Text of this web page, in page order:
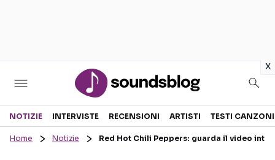
x
Sezioni
NOTIZIE INTERVISTE RECENSIONI ARTISTI TESTI CANZONI
Home Notizie Red Hot Chili Peppers: guarda il video